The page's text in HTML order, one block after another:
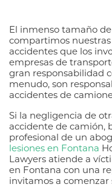
El inmenso tamaño
compartimos
accidentes que los
empresas de
gran responsabilidad
menudo, son
accidentes de
Si la negligencia de
accidente de camión,
profesional de un
lesiones en Fontana
Lawyers atiende a
en Fontana con una
invitamos a comenzar